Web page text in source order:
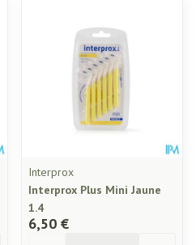
Interprox
Interprox Plus Mini Jaune
1.4
6,50 €